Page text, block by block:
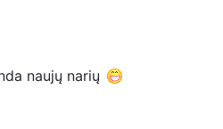
naujų narių